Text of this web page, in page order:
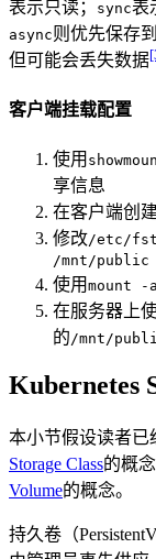
表示只读； sync表
async则优先保存
但可能会丢失数据
客户端挂载配置
使用
享信息
在客户端创
修改/etc/
/mnt/
使用 mount -a
在服务器上
的/mnt/
Kubernetes
本小节假设读者已
Storage Class的概
Volume的概念。
持久卷（